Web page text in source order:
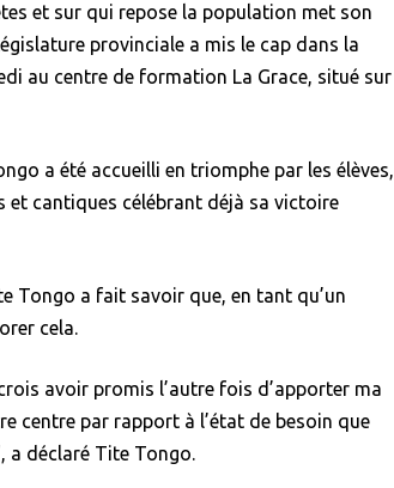
et sur qui repose la population met son
provinciale a mis le cap dans la
au centre de formation La Grace, situé sur
a été accueilli en triomphe par les élèves,
et cantiques célébrant déjà sa victoire
Tongo a fait savoir que, en tant qu’un
cela.
avoir promis l’autre fois d’apporter ma
centre par rapport à l’état de besoin que
a déclaré Tite Tongo.